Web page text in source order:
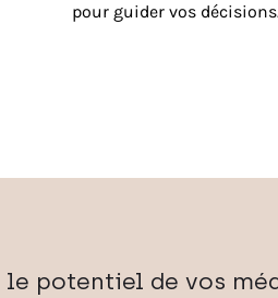
pour guider vos
potentiel de vos